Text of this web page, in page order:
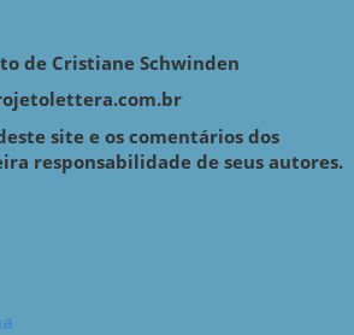
de Cristiane Schwinden
site e os comentários dos
responsabilidade de seus autores.